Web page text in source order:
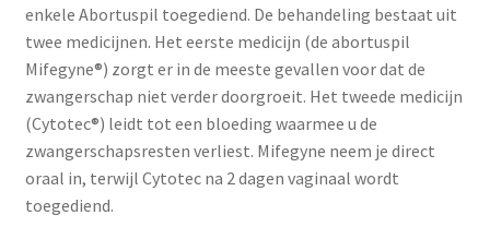
Tampons
Stimulatie, vibrators
Verzorgingsproducten
Wasbaar maandverband
enkele Abortuspil toegediend. De behandeling bestaat uit
twee medicijnen. Het eerste medicijn (de abortuspil
Mifegyne®) zorgt er in de meeste gevallen voor dat de
zwangerschap niet verder doorgroeit. Het tweede medicijn
(Cytotec®) leidt tot een bloeding waarmee u de
zwangerschapsresten verliest. Mifegyne neem je direct
oraal in, terwijl Cytotec na 2 dagen vaginaal wordt
toegediend.